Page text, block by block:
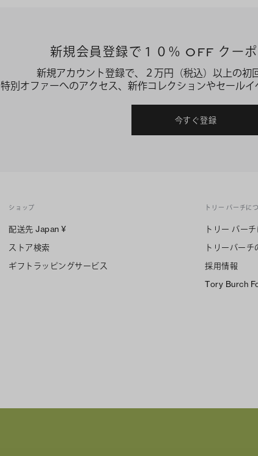
新規会員登録で１０％ OFF クー
新規アカウント登録で、２万円（税込）以上の初
特別オファーへのアクセス、新作コレクションやセールイ
今すぐ登録
ショップ
配送先 Japan ¥
ストア検索
ギフトラッピングサービス
トリー バーチに
トリー バー
トリーバーチ
採用情報
Tory Burch